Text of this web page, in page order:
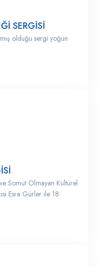
SERGİSİ
olduğu sergi yoğun
ve Somut Olmayan Kültürel
Esra Gürler ile 18